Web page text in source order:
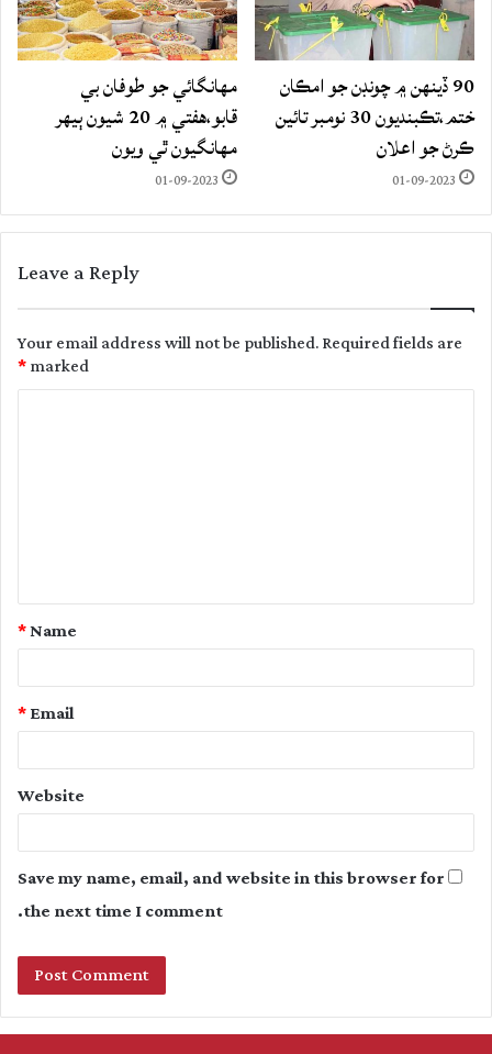
90 ڏينهن ۾ چونڊن جو امڪان
ختم،تڪبنديون 30 نومبر تائين
ڪرڻ جو اعلان
01-09-2023
مهانگائي جو طوفان بي
قابو،هفتي ۾ 20 شيون ٻيهر
مهانگيون ٿي ويون
01-09-2023
Leave a Reply
Your email address will not be published.Required fields are
marked
*
t
Name
*
Email
*
Website
Save my name, email, and website in this browser for
the next time I comment.